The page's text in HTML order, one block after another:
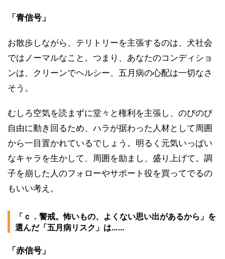
「青信号」
お散歩しながら、テリトリーを主張するのは、犬社会
ではノーマルなこと。つまり、あなたのコンディショ
ンは、クリーンでヘルシー、五月病の心配は一切なさ
そう。
むしろ空気を読まずに堂々と権利を主張し、のびのび
自由に動き回るため、ハラが据わった人材として周囲
から一目置かれているでしょう。明るく元気いっぱい
なキャラを生かして、周囲を励まし、盛り上げて。調
子を崩した人のフォローやサポート役を買ってでるの
もいい考え。
「ｃ．警戒。怖いもの、よくない思い出があるから」を
選んだ「五月病リスク」は……
「赤信号」